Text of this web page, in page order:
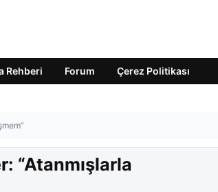
Rehberi Forum Çerez Politikası
“Atanmışlarla